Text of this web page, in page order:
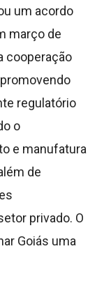
um acordo
março de
cooperação
regulatório
o
e manufatura
de
privado. O
Goiás uma